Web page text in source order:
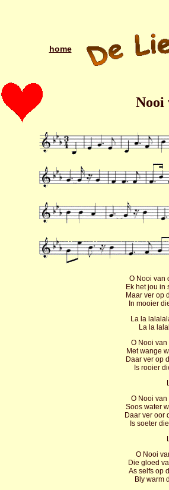
home
Nooi
O Nooi van
Ek het jou in
Maar ver op
In mooier
La la
La la
O Nooi
Met wange
Daar ver op
Is rooier
O Nooi
Soos water
Daar ver oor
Is soeter
O Nooi
Die gloed
As selfs op
Bly warm